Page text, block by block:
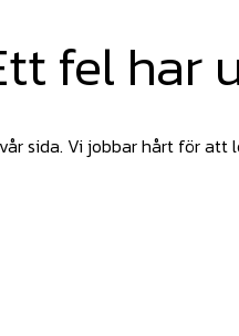
fel har
sida. Vi jobbar hårt för att